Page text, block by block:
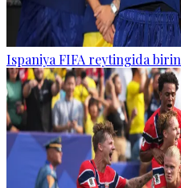
Ispaniya FIFA reytingida